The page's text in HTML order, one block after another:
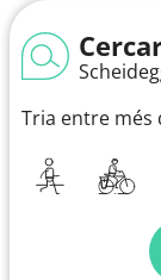
Tria entre més